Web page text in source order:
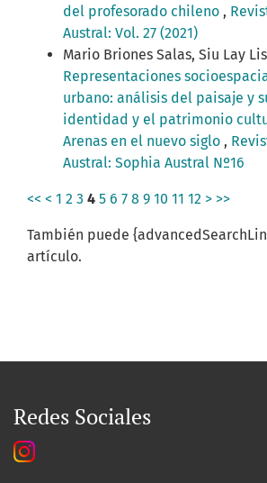
del profesorado chileno ,
Austral: Vol. 27 (2021)
Mario Briones Salas, Siu Lay
Representaciones
urbano: análisis del paisaje y
identidad y el patrimonio
Arenas en el nuevo siglo ,
Austral: Sophia Austral Nº16
<< < 1 2 3 4 5 6 7 8 9 10 11 12 > >>
También puede
artículo.
Redes Sociales